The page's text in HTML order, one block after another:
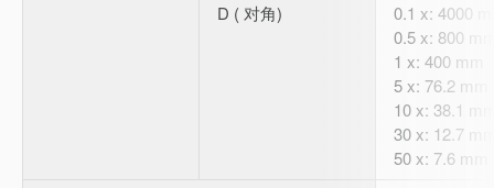
D ( 对角)
0.1 x: 4000
0.5 x: 800
1 x: 400 mm
5 x: 76.2 mm
10 x: 38.1
30 x: 12.7
50 x: 7.6 mm